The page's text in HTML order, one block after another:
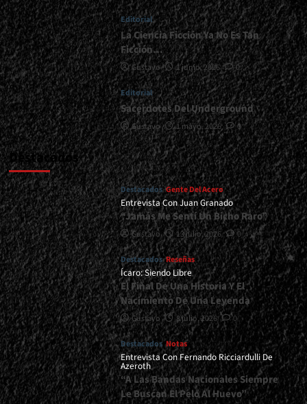
De
Heavy
Metal</div>
Editorial
La Ciencia Ficción Ya No Es Tan
Ficción…
Gustavo 1 junio, 2026 0
Editorial
Sacerdotes Del Underground
Gustavo 1 mayo, 2026 0
Destacados
Destacados Gente Del Acero
Entrevista Con Juan Granado
“Jamás Me Sentí Un Bicho Raro”
Gustavo 13 julio, 2026 0
Destacados Reseñas
Ícaro: Siendo Libre
El Final De Una Historia Y El
Nacimiento De Una Leyenda
Gustavo 8 julio, 2026 0
Destacados Notas
Entrevista Con Fernando Ricciardulli De
Azeroth
“A Las Bandas Nacionales Siempre
Le Buscan El Pelo Al Huevo”